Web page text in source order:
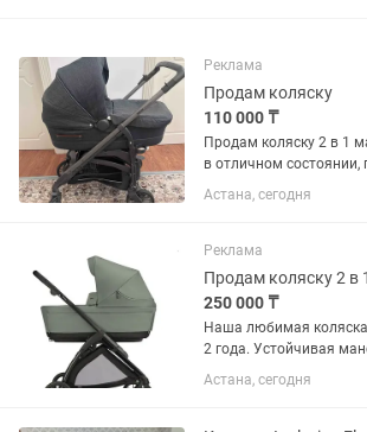
Реклама
Продам коляску
110 000 ₸
Продам коляску 2 в 1
в отличном состоянии,
комплект
Астана, сегодня
Реклама
Продам коляску 2 в
250 000 ₸
Наша любимая
2 года. Устойчивая
до 2 лет. Цвет
красивый. В комплекте
Астана, сегодня